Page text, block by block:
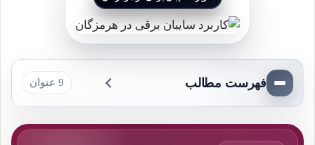
فهرست مطالب 9 عنوان